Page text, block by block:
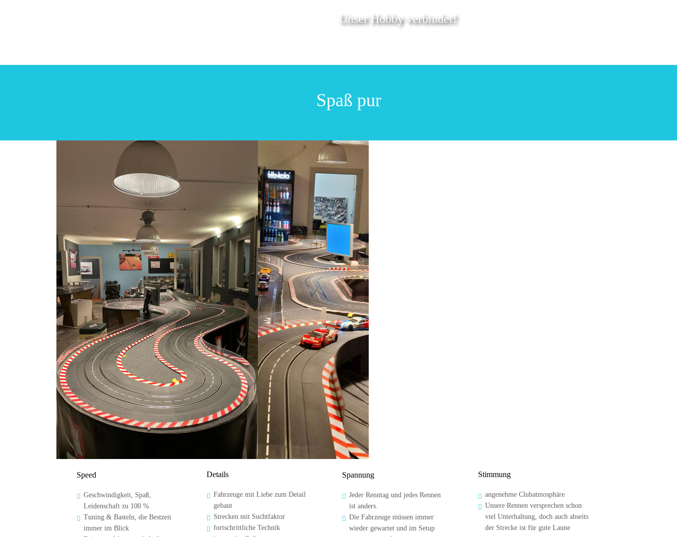
Unser Hobby verbindet!
Spaß pur
Details
Fahrzeuge mit Liebe zum Detail
gebaut
Strecken mit Suchtfaktor
fortschrittliche Technik



Spannung
Jeder Renntag und jedes Rennen
ist anders.
Die Fahrzeuge müssen immer
wieder gewartet und im Setup


Stimmung
angenehme Clubatmosphäre
Unsere Rennen versprechen schon
viel Unterhaltung, doch auch abseits
der Strecke ist für gute Laune


Speed
Geschwindigkeit, Spaß,
Leidenschaft zu 100 %
Tuning & Basteln, die Bestzeit
immer im Blick

